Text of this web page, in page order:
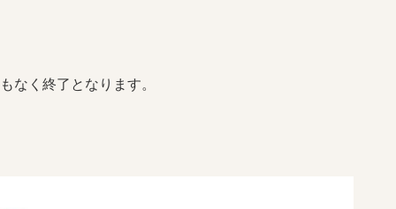
なく終了となります。